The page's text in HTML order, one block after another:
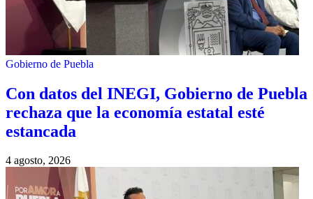
Gobierno de Puebla
Con datos del INEGI, Gobierno de Puebla
rechaza que la economía estatal esté
estancada
4 agosto, 2026